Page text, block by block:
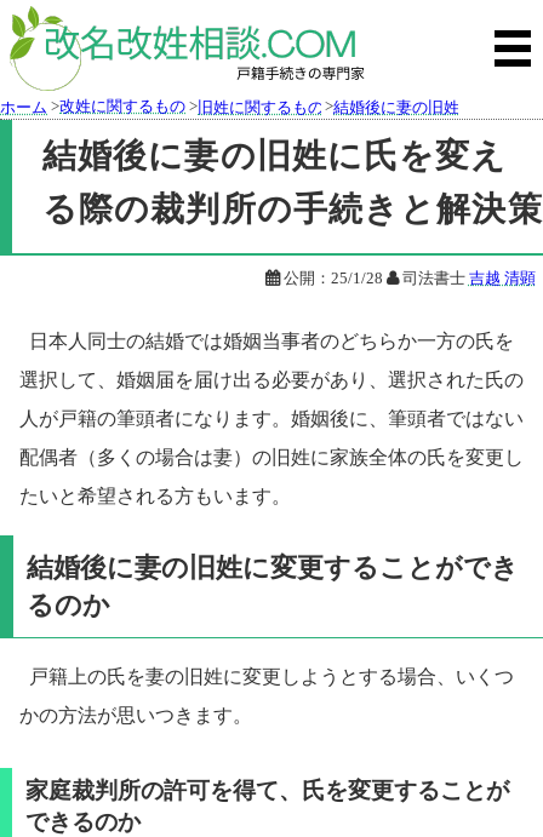
ホーム >改姓に関するもの > 旧姓に関するもの >結婚後に妻の旧姓に氏を変
結婚後に妻の旧姓に氏を変え
る際の裁判所の手続きと解決策
 公開： 25/1/28 司法書士 吉越 清顕
日本人同士の結婚では婚姻当事者のどちらか一方の氏を
選択して、婚姻届を届け出る必要があり、選択された氏の
人が戸籍の筆頭者になります。婚姻後に、筆頭者ではない
配偶者（多くの場合は妻）の旧姓に家族全体の氏を変更し
たいと希望される方もいます。
結婚後に妻の旧姓に変更することができ
るのか
戸籍上の氏を妻の旧姓に変更しようとする場合、いくつ
かの方法が思いつきます。
家庭裁判所の許可を得て、氏を変更することが
できるのか